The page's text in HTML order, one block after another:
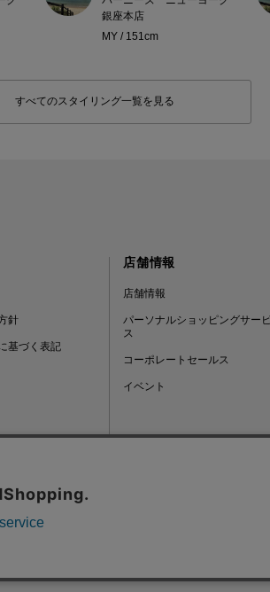
銀座本店
MY / 151cm
すべてのスタイリング一覧を見る
針
基づく表記
店舗情報
店舗情報
パーソナルショッピングサービ
ス
コーポレートセールス
イベント